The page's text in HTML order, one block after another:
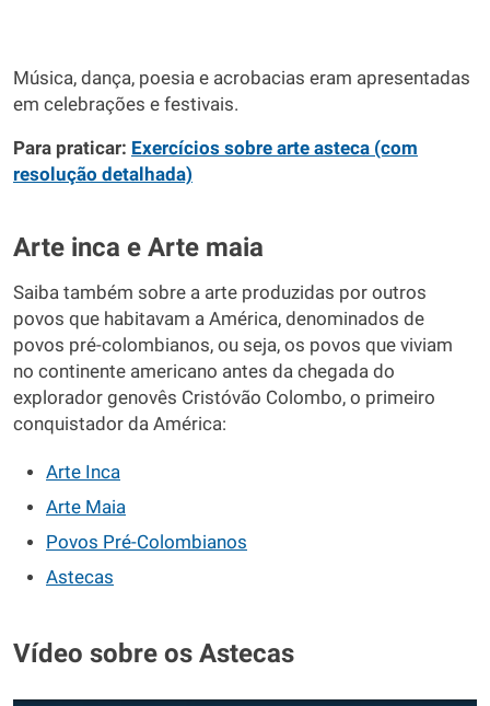
Música, dança, poesia e acrobacias eram apresentadas
em celebrações e festivais.
Para praticar: Exercícios sobre arte asteca (com
resolução detalhada)
Arte inca e Arte maia
Saiba também sobre a arte produzidas por outros
povos que habitavam a América, denominados de
povos pré-colombianos, ou seja, os povos que viviam
no continente americano antes da chegada do
explorador genovês Cristóvão Colombo, o primeiro
conquistador da América:
Arte Inca
Arte Maia
Povos Pré-Colombianos
Astecas
Vídeo sobre os Astecas